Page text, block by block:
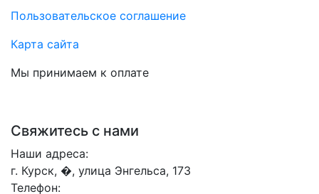
Пользовательское соглашение
Карта сайта
Мы принимаем к оплате
Свяжитесь с нами
Наши адреса:
г. Курск, �, улица Энгельса, 173
Телефон: